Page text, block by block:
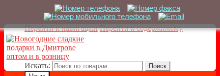
Перейти к навигации Перейти к содержимому
Искать:
Поиск